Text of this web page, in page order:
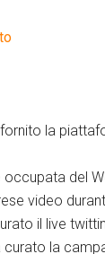
la
occupata del
video
il live
curato la